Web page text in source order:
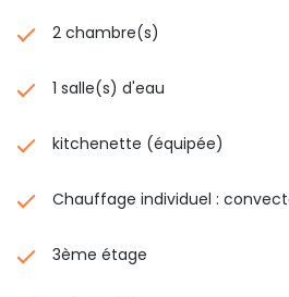
2 chambre(s)
1 salle(s) d'eau
kitchenette (équipée)
Chauffage individuel :
3ème étage